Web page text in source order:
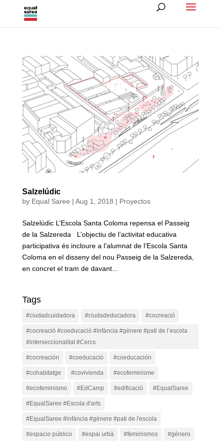
Salzelúdic
by Equal Saree | Aug 1, 2018 | Proyectos
Salzelúdic L’Escola Santa Coloma repensa el Passeig
de la Salzereda L’objectiu de l’activitat educativa
participativa és incloure a l’alumnat de l’Escola Santa
Coloma en el disseny del nou Passeig de la Salzereda,
en concret el tram de davant...
Tags
#ciudadcuidadora #ciudadeducadora #cocreació
#cocreació #coeducació #infància #gènere #pati de l’escola
#interseccionalitat #Cercs
#cocreación #coeducació #coeducación
#cohabitatge #covivienda #ecofeminisme
#ecofeminismo #EdCamp #edificació #EqualSaree
#EqualSaree #Escola d'arts
#EqualSaree #infància #gènere #pati de l'escola
#espacio público #espai urbà #feminismos #género